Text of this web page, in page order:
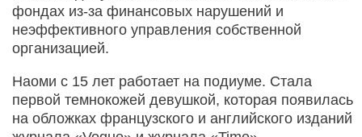
фондах из-за финансовых нарушений и
неэффективного управления собственной
организацией.
Наоми с 15 лет работает на подиуме. Стала
первой темнокожей девушкой, которая появилась
на обложках французского и английского изданий